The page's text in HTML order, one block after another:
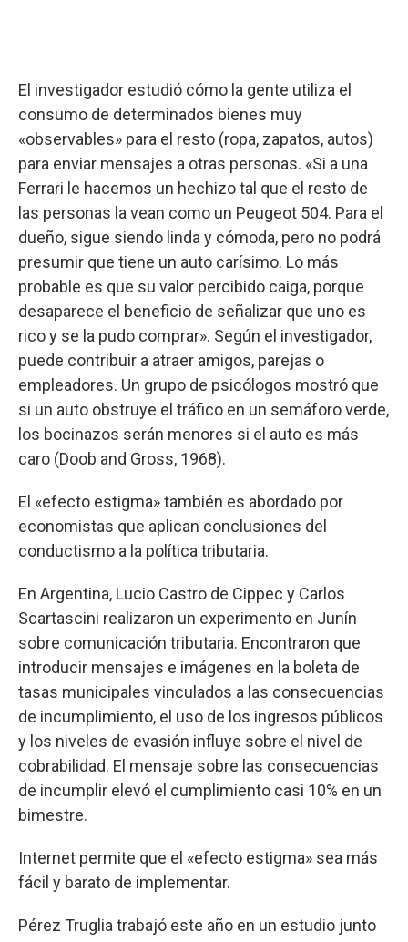
El investigador estudió cómo la gente utiliza el
consumo de determinados bienes muy
«observables» para el resto (ropa, zapatos, autos)
para enviar mensajes a otras personas. «Si a una
Ferrari le hacemos un hechizo tal que el resto de
las personas la vean como un Peugeot 504. Para el
dueño, sigue siendo linda y cómoda, pero no podrá
presumir que tiene un auto carísimo. Lo más
probable es que su valor percibido caiga, porque
desaparece el beneficio de señalizar que uno es
rico y se la pudo comprar». Según el investigador,
puede contribuir a atraer amigos, parejas o
empleadores. Un grupo de psicólogos mostró que
si un auto obstruye el tráfico en un semáforo verde,
los bocinazos serán menores si el auto es más
caro (Doob and Gross, 1968).
El «efecto estigma» también es abordado por
economistas que aplican conclusiones del
conductismo a la política tributaria.
En Argentina, Lucio Castro de Cippec y Carlos
Scartascini realizaron un experimento en Junín
sobre comunicación tributaria. Encontraron que
introducir mensajes e imágenes en la boleta de
tasas municipales vinculados a las consecuencias
de incumplimiento, el uso de los ingresos públicos
y los niveles de evasión influye sobre el nivel de
cobrabilidad. El mensaje sobre las consecuencias
de incumplir elevó el cumplimiento casi 10% en un
bimestre.
Internet permite que el «efecto estigma» sea más
fácil y barato de implementar.
Pérez Truglia trabajó este año en un estudio junto